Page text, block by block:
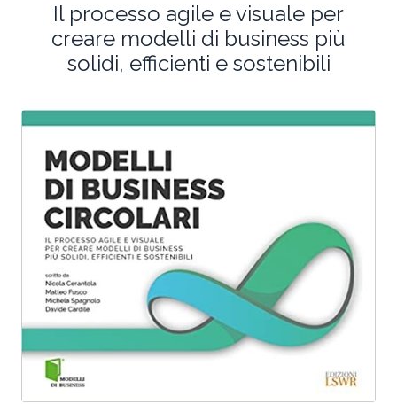
Il processo agile e visuale per
creare modelli di business più
solidi, efficienti e sostenibili